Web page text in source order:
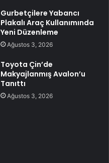
Gurbetçilere Yabancı
Plakalı Araç Kullanımında
Yeni Düzenleme
Ağustos 3, 2026
Toyota Çin’de
Makyajlanmış Avalon’u
Tanıttı
Ağustos 3, 2026